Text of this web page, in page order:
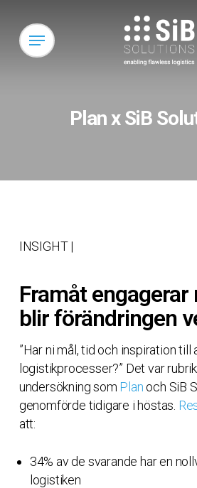
main
Menu
Plan x SiB
INSIGHT |
Framåt engagerar
blir förändringen
”Har ni mål, tid och inspiration
logistikprocesser?” Det var
undersökning som Plan och SiB
genomförde tidigare i höstas.
att:
34% av de svarande har en
logistiken